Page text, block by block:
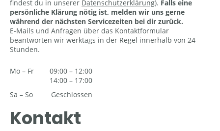
findest du in unserer Datenschutzerklärung). Falls eine
persönliche Klärung nötig ist, melden wir uns gerne
während der nächsten Servicezeiten bei dir zurück.
E-Mails und Anfragen über das Kontaktformular
beantworten wir werktags in der Regel innerhalb von 24
Stunden.
Mo – Fr 09:00 – 12:00
14:00 – 17:00
Sa – So Geschlossen
Kontakt